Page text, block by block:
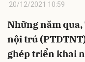
20/12/2021 10:59
Những năm
nội trú
ghép triển khai